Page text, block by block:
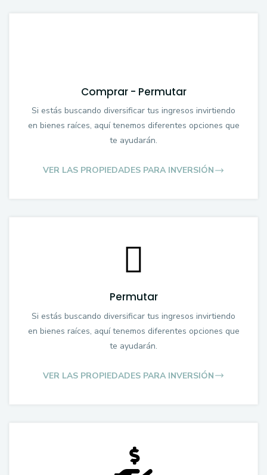
Comprar - Permutar
Si estás buscando diversificar tus ingresos invirtiendo
en bienes raíces, aquí tenemos diferentes opciones que
te ayudarán.
VER LAS PROPIEDADES PARA INVERSIÓN
Permutar
Si estás buscando diversificar tus ingresos invirtiendo
en bienes raíces, aquí tenemos diferentes opciones que
te ayudarán.
VER LAS PROPIEDADES PARA INVERSIÓN